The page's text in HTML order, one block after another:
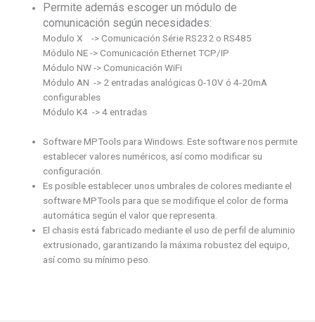
Permite además escoger un módulo de
comunicación según necesidades:
Modulo X -> Comunicación Série RS232 o RS485
Módulo NE -> Comunicación Ethernet TCP/IP
Módulo NW -> Comunicación WiFi
Módulo AN -> 2 entradas analógicas 0-10V ó 4-20mA
configurables
Módulo K4 -> 4 entradas
Software MPTools para Windows. Este software nos permite
establecer valores numéricos, así como modificar su
configuración.
Es posible establecer unos umbrales de colores mediante el
software MPTools para que se modifique el color de forma
automática según el valor que representa.
El chasis está fabricado mediante el uso de perfil de aluminio
extrusionado, garantizando la máxima robustez del equipo,
así como su mínimo peso.